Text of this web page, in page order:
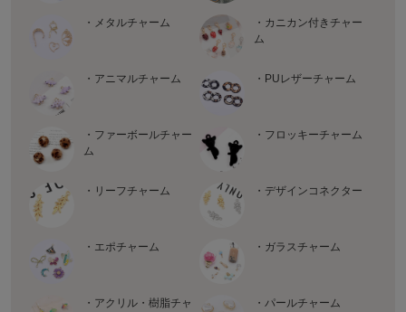
・メタルチャーム
・カニカン付きチャー
ム
・アニマルチャーム ・PUレザーチャーム
・ファーボールチャー
ム
・フロッキーチャーム
・リーフチャーム ・デザインコネクター
・エポチャーム ・ガラスチャーム
・アクリル・樹脂チャ
・パールチャーム